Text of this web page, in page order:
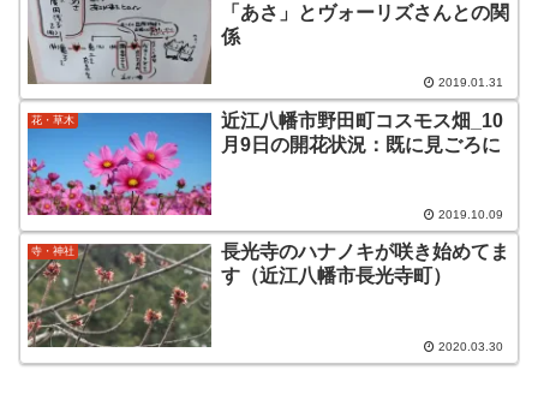
「あさ」とヴォーリズさんとの関
係
2019.01.31
花・草木
近江八幡市野田町コスモス畑_10
月9日の開花状況：既に見ごろに
2019.10.09
寺・神社
長光寺のハナノキが咲き始めてま
す（近江八幡市長光寺町）
2020.03.30